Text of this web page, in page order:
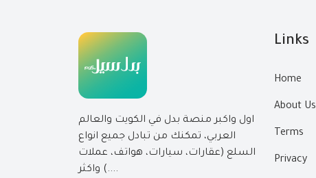
اول واكبر منصة بدل في الكويت والعالم
العربي، تمكنك من تبادل جميع انواع
السلع (عقارات، سيارات، هواتف، عملات
....) واكثر
Links
Home
About Us
Terms
Privacy